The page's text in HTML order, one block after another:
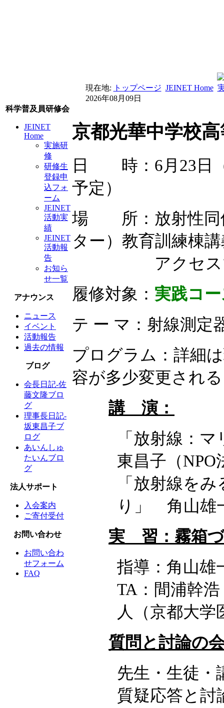
現在地: トップページ JEINET Home
2026年08月09日
科学普及員研修会
JEINET
Home
実施研
修
研修生
登録申
込フォ
ーム
JEINET
活動実
績
JEINET
活動報
告
お知ら
せ一覧
アナウンス
ニュース
イベント
活動報告
過去の情報
ブログ
会長日記-佐
藤文隆ブロ
グ
理事長日記-
坂東昌子ブ
ログ
あいんしゅ
たいんブロ
グ
法人サポート
入会案内
ご寄付受付
お問い合わせ
お問い合わ
せフォーム
FAQ
京都光華中学校
日 時：6月23日
予定）
場 所：放射性同
ター）教育訓練棟
アクセスマ
履修対象： 実践コ
テ ー マ：射線測定
プログラム：詳細
容が多少変更され
講 演：
「放射線：
東昌子（
「放射線を
り」 角山雄
実 習：霧箱
指導：角山雄
TA：間浦幹
人（京都大学
質問と討論の
先生・生徒・
質疑応答と討